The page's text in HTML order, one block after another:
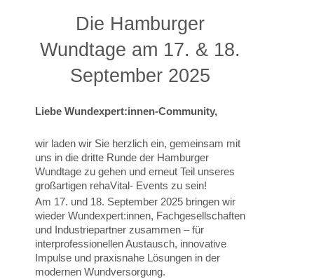
Die Hamburger
Wundtage am 17. & 18.
September 2025
Liebe Wundexpert:innen-Community,
wir laden wir Sie herzlich ein, gemeinsam mit
uns in die dritte Runde der Hamburger
Wundtage zu gehen und erneut Teil unseres
großartigen rehaVital- Events zu sein!
Am 17. und 18. September 2025 bringen wir
wieder Wundexpert:innen, Fachgesellschaften
und Industriepartner zusammen – für
interprofessionellen Austausch, innovative
Impulse und praxisnahe Lösungen in der
modernen Wundversorgung.